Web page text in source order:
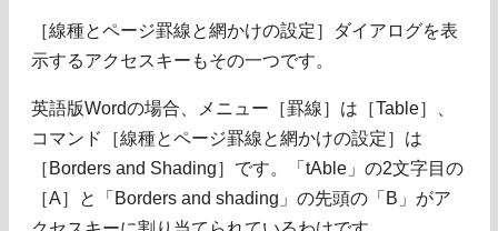
［線種とページ罫線と網かけの設定］ダイアログを表
示するアクセスキーもその一つです。
英語版Wordの場合、メニュー［罫線］は［Table］、
コマンド［線種とページ罫線と網かけの設定］は
［Borders and Shading］です。「tAble」の2文字目の
［A］と「Borders and shading」の先頭の「B」がア